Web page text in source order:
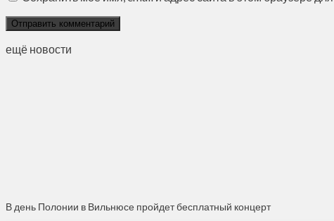
ещё новости
В день Полонии в Вильнюсе пройдет бесплатный концерт